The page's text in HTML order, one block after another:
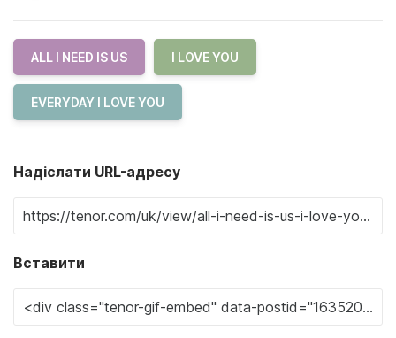
ALL I NEED IS US I LOVE YOU
EVERYDAY I LOVE YOU
Надіслати URL-адресу
Вставити